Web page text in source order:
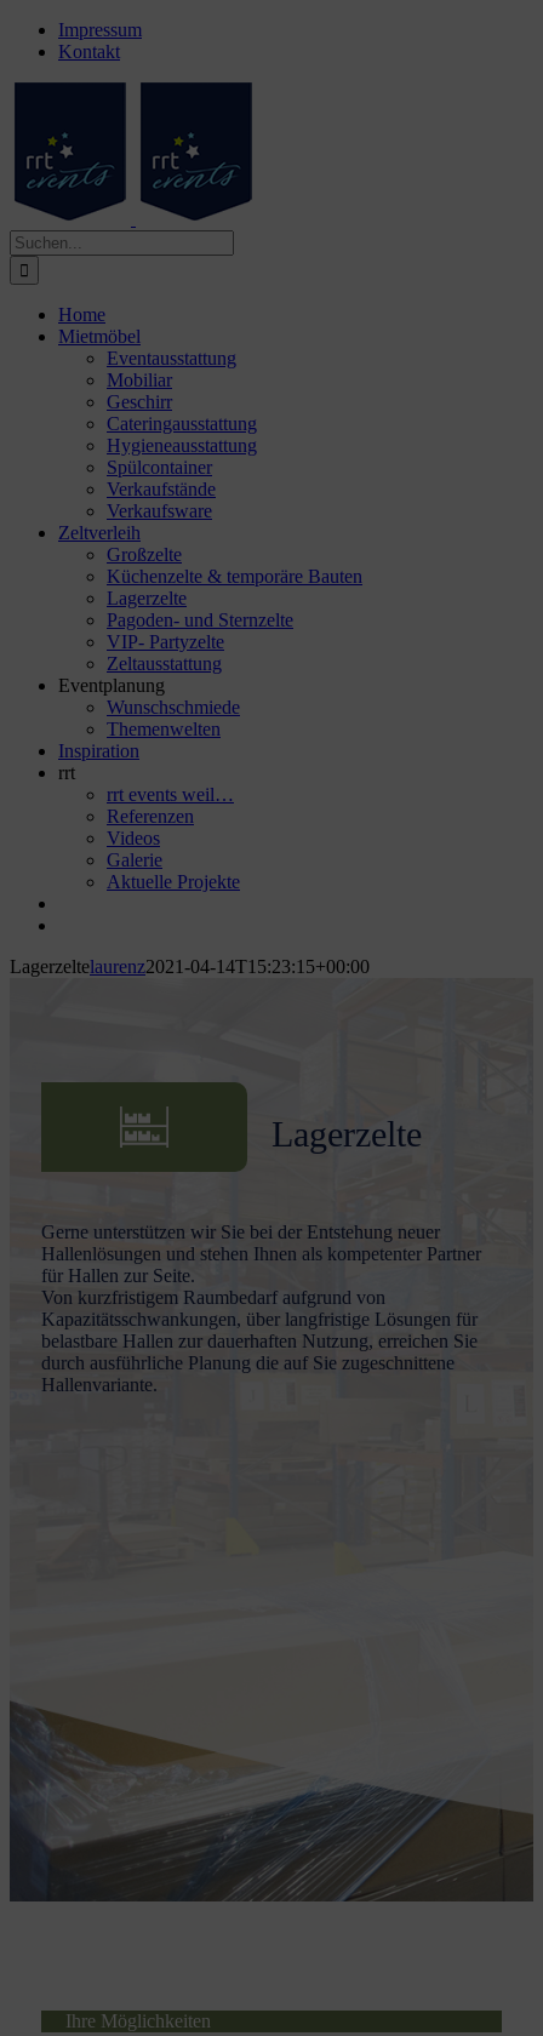
Zum
Inhalt
Facebook
InstagramImpressum
Kontakt
Suche
nach:
Home
Mietmöbel
Eventausstattung
Mobiliar
Geschirr
Cateringausstattung
Hygieneausstattung
Spülcontainer
Verkaufstände
Verkaufsware
Zeltverleih
Großzelte
Küchenzelte & temporäre Bauten
Lagerzelte
Pagoden- und Sternzelte
VIP- Partyzelte
Zeltausstattung
Eventplanung
Wunschschmiede
Themenwelten
Inspiration
rrt
rrt events weil…
Referenzen
Videos
Galerie
Aktuelle Projekte
Lagerzeltelaurenz2021-04-14T15:23:15+00:00
Lagerzelte
Gerne unterstützen wir Sie bei der Entstehung neuer
Hallenlösungen und stehen Ihnen als kompetenter Partner
für Hallen zur Seite.
Von kurzfristigem Raumbedarf aufgrund von
Kapazitätsschwankungen, über langfristige Lösungen für
belastbare Hallen zur dauerhaften Nutzung, erreichen Sie
durch ausführliche Planung die auf Sie zugeschnittene
Hallenvariante.
Ihre Möglichkeiten